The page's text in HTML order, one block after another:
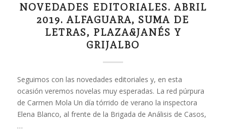
NOVEDADES EDITORIALES. ABRIL
2019. ALFAGUARA, SUMA DE
LETRAS, PLAZA&JANÉS Y
GRIJALBO
Seguimos con las novedades editoriales y, en esta
ocasión veremos novelas muy esperadas. La red púrpura
de Carmen Mola Un día tórrido de verano la inspectora
Elena Blanco, al frente de la Brigada de Análisis de Casos,
…